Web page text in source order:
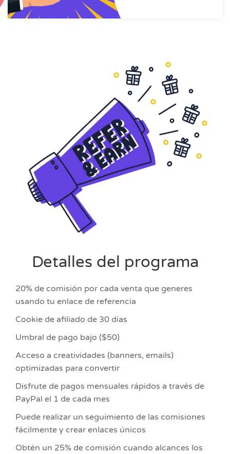
Detalles del programa
20% de comisión por cada venta que generes
usando tu enlace de referencia
Cookie de afiliado de 30 días
Umbral de pago bajo ($50)
Acceso a creatividades (banners, emails)
optimizadas para convertir
Disfrute de pagos mensuales rápidos a través de
PayPal el 1 de cada mes
Puede realizar un seguimiento de las comisiones
fácilmente y crear enlaces únicos
Obtén un 25% de comisión cuando alcances los